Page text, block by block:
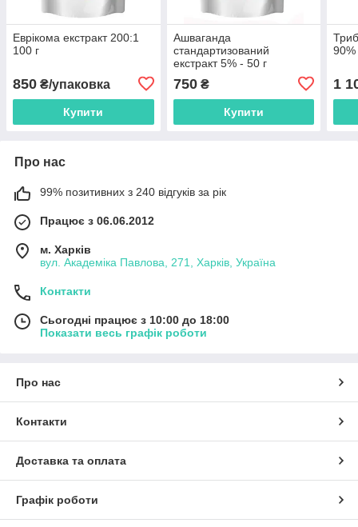
Еврікома екстракт 200:1
100 г
850 ₴/упаковка
Купити
Ашваганда
стандартизований
екстракт 5% - 50 г
750₴
Купити
90%
1
Про нас
99% позитивних з 240 відгуків за рік
Працює з 06.06.2012
м. Харків
вул. Академіка Павлова, 271, Харків, Україна
Контакти
Сьогодні працює з 10:00 до 18:00
Показати весь графік роботи
Про нас
Контакти
Доставка та оплата
Графік роботи